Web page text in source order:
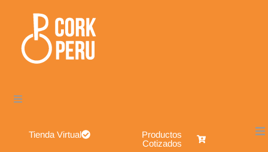
Tienda Virtual
Productos
Cotizados